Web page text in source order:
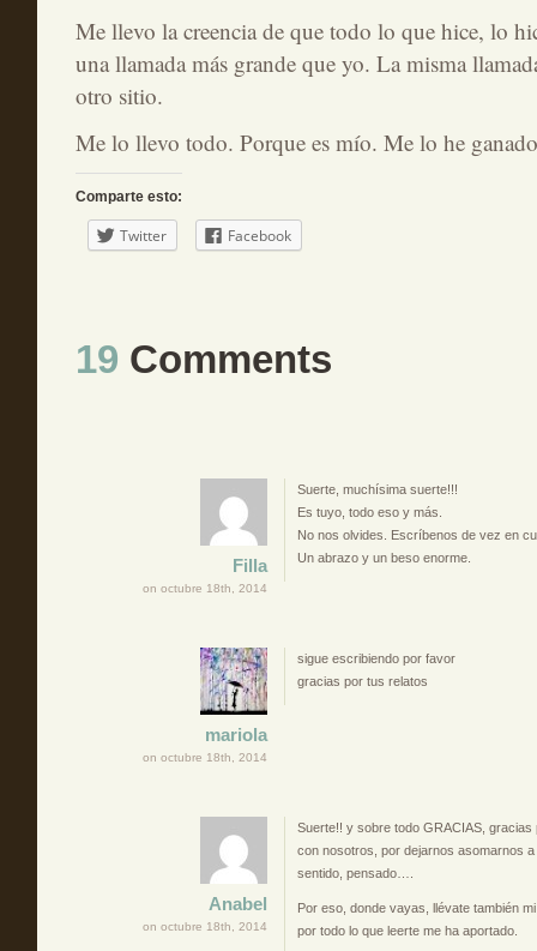
Me llevo la creencia de que todo lo que hice, lo
una llamada más grande que yo. La misma
otro sitio.
Me lo llevo todo. Porque es mío. Me lo he
Comparte esto:
Twitter Facebook
19 Comments
Filla
on octubre 18th, 2014
Suerte, muchísima suerte!!!
Es tuyo, todo eso y más.
No nos olvides. Escríbenos de vez en
Un abrazo y un beso enorme.
mariola
on octubre 18th, 2014
sigue escribiendo por favor
gracias por tus relatos
Anabel
on octubre 18th, 2014
Suerte!! y sobre todo GRACIAS,
con nosotros, por dejarnos asomarnos
sentido, pensado….
Por eso, donde vayas, llévate también
por todo lo que leerte me ha aportado.